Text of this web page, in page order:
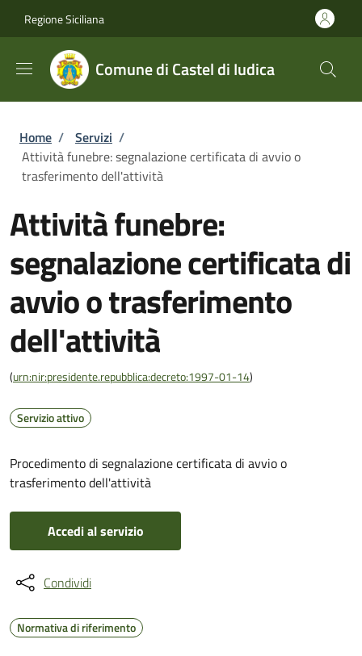
Regione Siciliana
Comune di Castel di Iudica
Briciole di pane
Home / Servizi /
Attività funebre: segnalazione certificata di avvio o
trasferimento dell'attività
Attività funebre:
segnalazione certificata di
avvio o trasferimento
dell'attività
(urn:nir:presidente.repubblica:decreto:1997-01-14)
Servizio attivo
Procedimento di segnalazione certificata di avvio o
trasferimento dell'attività
Accedi al servizio
Condividi
Normativa di riferimento